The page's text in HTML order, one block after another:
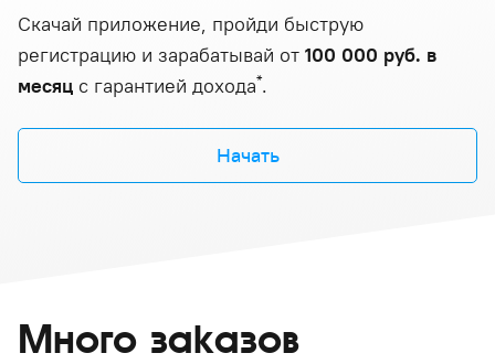
Скачай приложение, пройди быструю
регистрацию и зарабатывай от 100 000 руб. в
месяц с гарантией дохода*.
Начать
Много заказов